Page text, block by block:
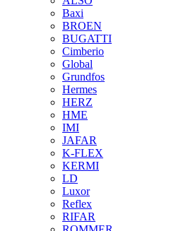
Baxi
BROEN
BUGATTI
Cimberio
Global
Grundfos
Hermes
HERZ
HME
IMI
JAFAR
K-FLEX
KERMI
LD
Luxor
Reflex
RIFAR